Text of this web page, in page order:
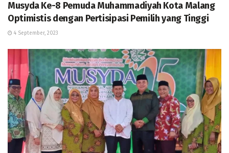
Musyda Ke-8 Pemuda Muhammadiyah Kota Malang
Optimistis dengan Pertisipasi Pemilih yang Tinggi
4 September, 2023